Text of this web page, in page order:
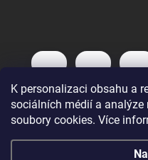
K personalizaci obsahu a
sociálních médií a
soubory cookies. Více